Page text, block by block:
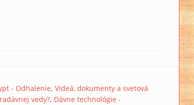
- Odhalenie Videá, dokumenty a svetová
vedy? Dávne technológie -